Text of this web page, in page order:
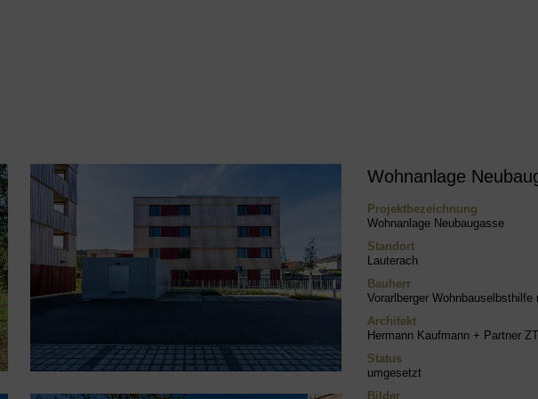
Wohnanlage
Projektbezeichnung
Wohnanlage Neubaugasse
Standort
Lauterach
Bauherr
Vorarlberger Wohnbauselbsthilfe
Architekt
Hermann Kaufmann + Partner
Status
umgesetzt
Bilder